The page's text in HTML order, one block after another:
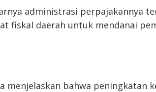
administrasi perpajakannya
fiskal daerah untuk mendanai
menjelaskan bahwa peningkatan